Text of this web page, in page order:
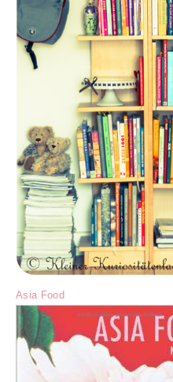
Asia Food